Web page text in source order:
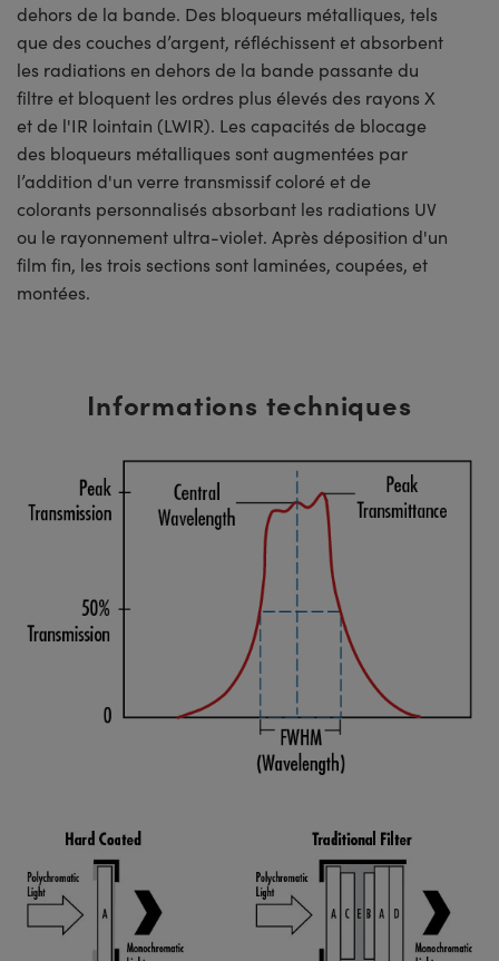
dehors de la bande. Des bloqueurs métalliques, tels
que des couches d’argent, réfléchissent et absorbent
les radiations en dehors de la bande passante du
filtre et bloquent les ordres plus élevés des rayons X
et de l'IR lointain (LWIR). Les capacités de blocage
des bloqueurs métalliques sont augmentées par
l’addition d'un verre transmissif coloré et de
colorants personnalisés absorbant les radiations UV
ou le rayonnement ultra-violet. Après déposition d'un
film fin, les trois sections sont laminées, coupées, et
montées.
Informations techniques